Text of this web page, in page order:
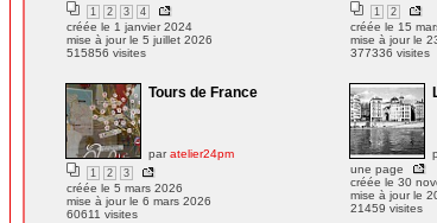
1 2 3 4
créée le 1 janvier 2024
mise à jour le 5 juillet 2026
515856 visites
1 2
créée le 15
mise à jour le
377336 visites
Tours de France
paratelier24pm
1 2 3
créée le 5 mars 2026
mise à jour le 6 mars 2026
60611 visites
une page
créée le 30
mise à jour le
21459 visites